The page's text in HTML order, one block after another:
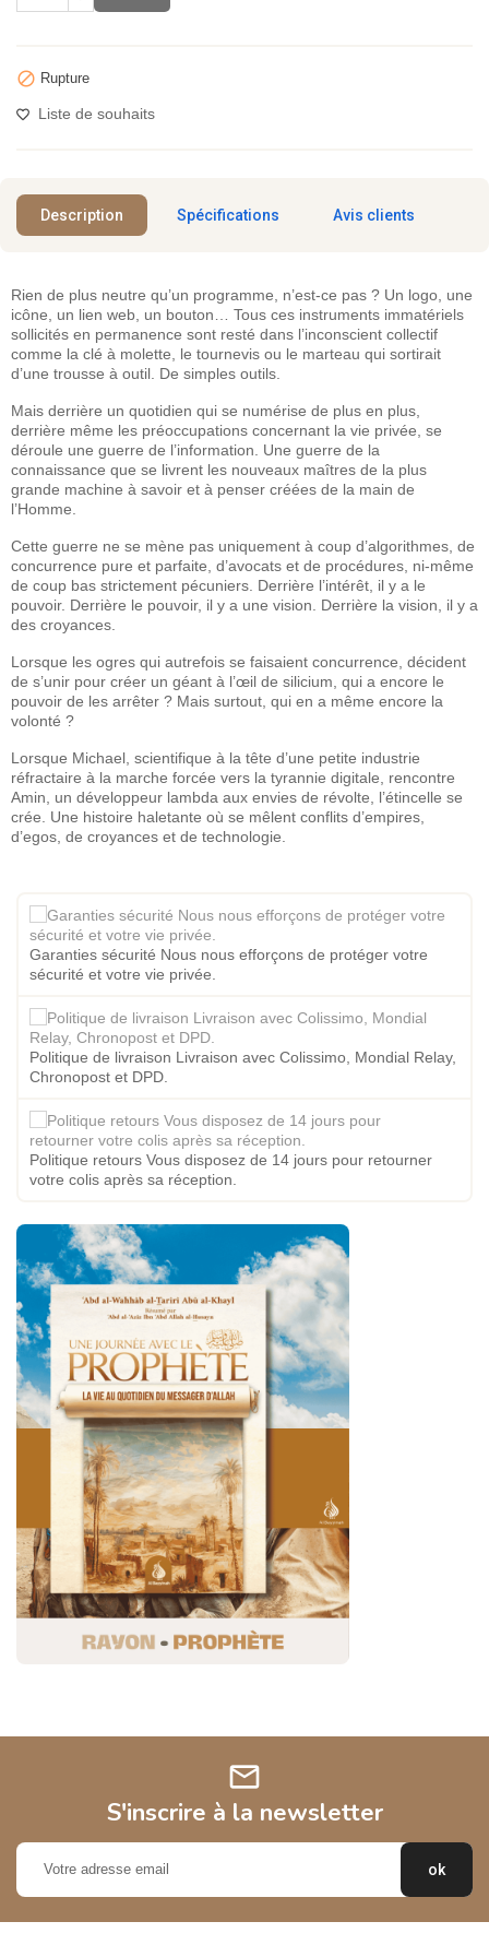
 Rupture
Liste de souhaits
Description Spécifications Avis clients
Rien de plus neutre qu’un programme, n’est-ce pas ? Un logo, une
icône, un lien web, un bouton… Tous ces instruments immatériels
sollicités en permanence sont resté dans l’inconscient collectif
comme la clé à molette, le tournevis ou le marteau qui sortirait
d’une trousse à outil. De simples outils.
Mais derrière un quotidien qui se numérise de plus en plus,
derrière même les préoccupations concernant la vie privée, se
déroule une guerre de l’information. Une guerre de la
connaissance que se livrent les nouveaux maîtres de la plus
grande machine à savoir et à penser créées de la main de
l’Homme.
Cette guerre ne se mène pas uniquement à coup d’algorithmes, de
concurrence pure et parfaite, d’avocats et de procédures, ni-même
de coup bas strictement pécuniers. Derrière l’intérêt, il y a le
pouvoir. Derrière le pouvoir, il y a une vision. Derrière la vision, il y a
des croyances.
Lorsque les ogres qui autrefois se faisaient concurrence, décident
de s’unir pour créer un géant à l’œil de silicium, qui a encore le
pouvoir de les arrêter ? Mais surtout, qui en a même encore la
volonté ?
Lorsque Michael, scientifique à la tête d’une petite industrie
réfractaire à la marche forcée vers la tyrannie digitale, rencontre
Amin, un développeur lambda aux envies de révolte, l’étincelle se
crée. Une histoire haletante où se mêlent conflits d’empires,
d’egos, de croyances et de technologie.
Garanties sécurité Nous nous efforçons de protéger votre
sécurité et votre vie privée.
Politique de livraison Livraison avec Colissimo, Mondial Relay,
Chronopost et DPD.
Politique retours Vous disposez de 14 jours pour retourner
votre colis après sa réception.
mail
S'inscrire à la newsletter